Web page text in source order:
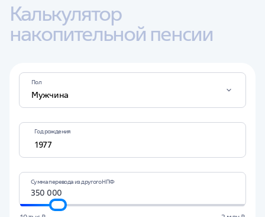
Калькулятор
накопительной пенсии
Пол
Мужчина
Год рождения
Сумма перевода из другого НПФ